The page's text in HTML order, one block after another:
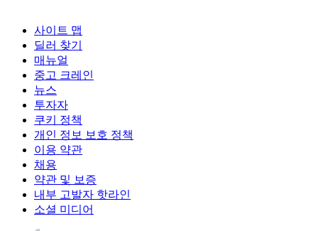
사이트 맵
딜러 찾기
매뉴얼
중고 크레인
뉴스
투자자
쿠키 정책
개인 정보 보호 정책
이용 약관
채용
약관 및 보증
내부 고발자 핫라인
소셜 미디어